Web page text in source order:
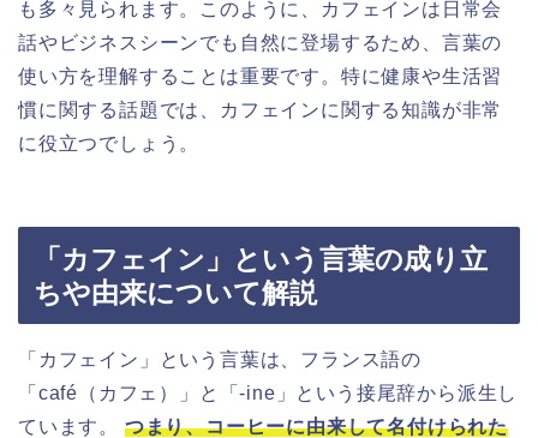
も多々見られます。このように、カフェインは日常会
話やビジネスシーンでも自然に登場するため、言葉の
使い方を理解することは重要です。特に健康や生活習
慣に関する話題では、カフェインに関する知識が非常
に役立つでしょう。
「カフェイン」という言葉の成り立
ちや由来について解説
「カフェイン」という言葉は、フランス語の
「café（カフェ）」と「-ine」という接尾辞から派生し
ています。 つまり、コーヒーに由来して名付けられた